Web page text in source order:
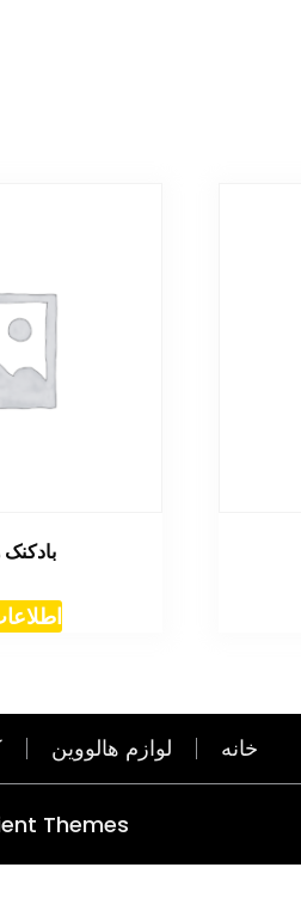
خانه لوازم هالووین
Themes